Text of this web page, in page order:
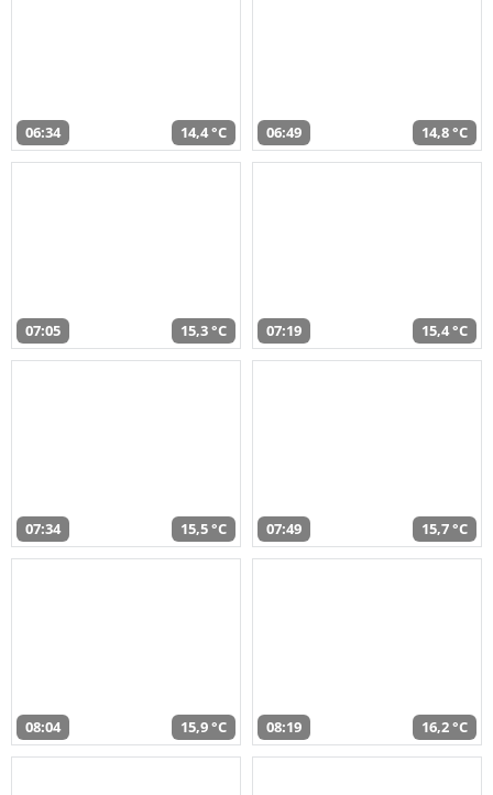
06:34 14,4 °C 06:49 14,8 °C
07:05 15,3 °C 07:19 15,4 °C
07:34 15,5 °C 07:49 15,7 °C
08:04 15,9 °C 08:19 16,2 °C